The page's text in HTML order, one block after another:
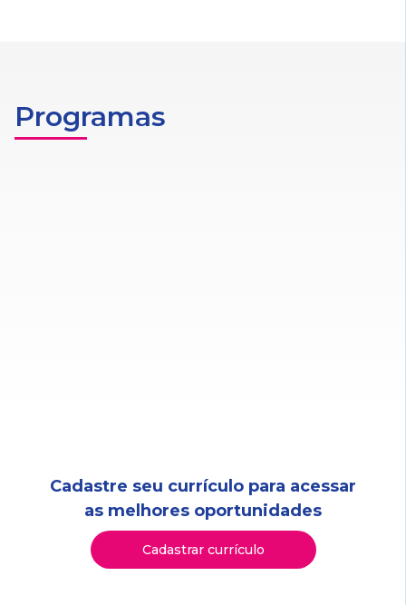
Programas
Cadastre seu currículo para acessar
as melhores oportunidades
Cadastrar currículo